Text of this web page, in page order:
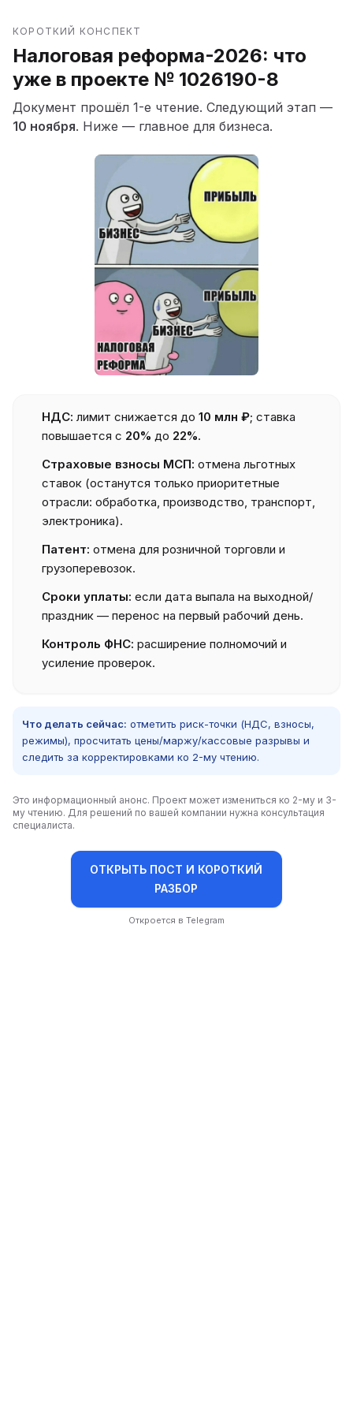
КОРОТКИЙ КОНСПЕКТ
Налоговая реформа-2026: что
уже в проекте № 1026190-8
Документ прошёл 1-е чтение. Следующий этап —
10 ноября. Ниже — главное для бизнеса.
НДС: лимит снижается до 10 млн ₽; ставка
повышается с 20% до 22%.
Страховые взносы МСП: отмена льготных
ставок (останутся только приоритетные
отрасли: обработка, производство, транспорт,
электроника).
Патент: отмена для розничной торговли и
грузоперевозок.
Сроки уплаты: если дата выпала на выходной/
праздник — перенос на первый рабочий день.
Контроль ФНС: расширение полномочий и
усиление проверок.
Что делать сейчас: отметить риск-точки (НДС, взносы,
режимы), просчитать цены/маржу/кассовые разрывы и
следить за корректировками ко 2-му чтению.
Это информационный анонс. Проект может измениться ко 2-му и 3-
му чтению. Для решений по вашей компании нужна консультация
специалиста.
ОТКРЫТЬ ПОСТ И КОРОТКИЙ
РАЗБОР
Откроется в Telegram